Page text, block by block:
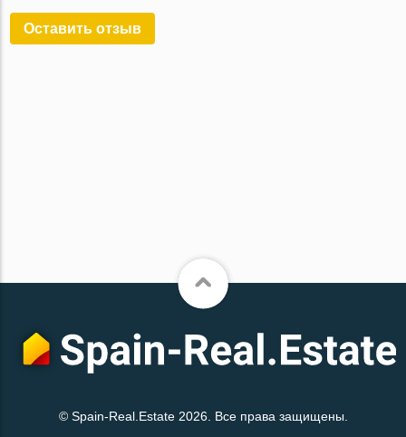
Оставить отзыв
© Spain-Real.Estate 2026. Все права защищены.